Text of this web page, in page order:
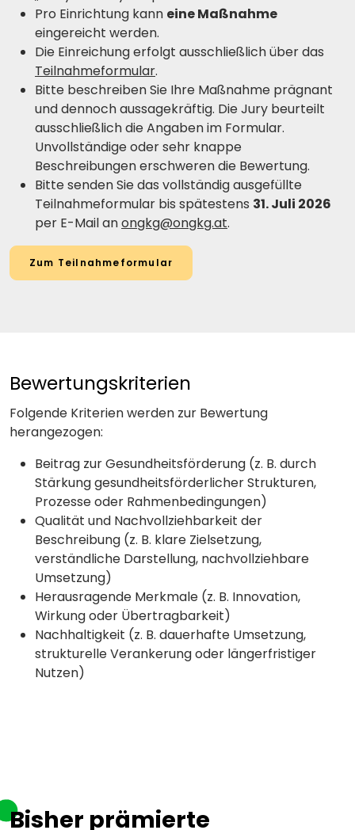
Pro Einrichtung kann eine Maßnahme
eingereicht werden.
Die Einreichung erfolgt ausschließlich über das
Teilnahmeformular.
Bitte beschreiben Sie Ihre Maßnahme prägnant
und dennoch aussagekräftig. Die Jury beurteilt
ausschließlich die Angaben im Formular.
Unvollständige oder sehr knappe
Beschreibungen erschweren die Bewertung.
Bitte senden Sie das vollständig ausgefüllte
Teilnahmeformular bis spätestens 31. Juli 2026
per E-Mail anongkg@ongkg.at.
Zum Teilnahmeformular
Bewertungskriterien
Folgende Kriterien werden zur Bewertung
herangezogen:
Beitrag zur Gesundheitsförderung (z. B. durch
Stärkung gesundheitsförderlicher Strukturen,
Prozesse oder Rahmenbedingungen)
Qualität und Nachvollziehbarkeit der
Beschreibung (z. B. klare Zielsetzung,
verständliche Darstellung, nachvollziehbare
Umsetzung)
Herausragende Merkmale (z. B. Innovation,
Wirkung oder Übertragbarkeit)
Nachhaltigkeit (z. B. dauerhafte Umsetzung,
strukturelle Verankerung oder längerfristiger
Nutzen)
Bisher prämierte